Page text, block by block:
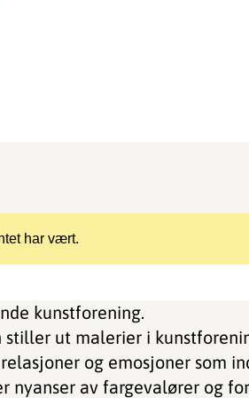
har vært.
kunstforening.
stiller ut malerier i
og emosjoner som
nyanser av fargevalører og